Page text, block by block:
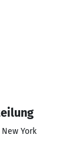
York